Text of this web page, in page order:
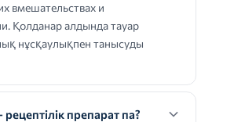
вмешательствах и
Қолданар алдында тауар
нұсқаулықпен танысуды
препарат па?